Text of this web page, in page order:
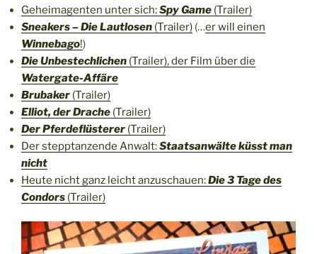
Geheimagenten unter sich:Spy Game (Trailer)
Sneakers – Die Lautlosen (Trailer) (…er will einen
Winnebago!)
Die Unbestechlichen (Trailer), der Film über die
Watergate-Affäre
Brubaker (Trailer)
Elliot, der Drache (Trailer)
Der Pferdeflüsterer (Trailer)
Der stepptanzende Anwalt:Staatsanwälte küsst man
nicht
Heute nicht ganz leicht anzuschauen:Die 3 Tage des
Condors (Trailer)